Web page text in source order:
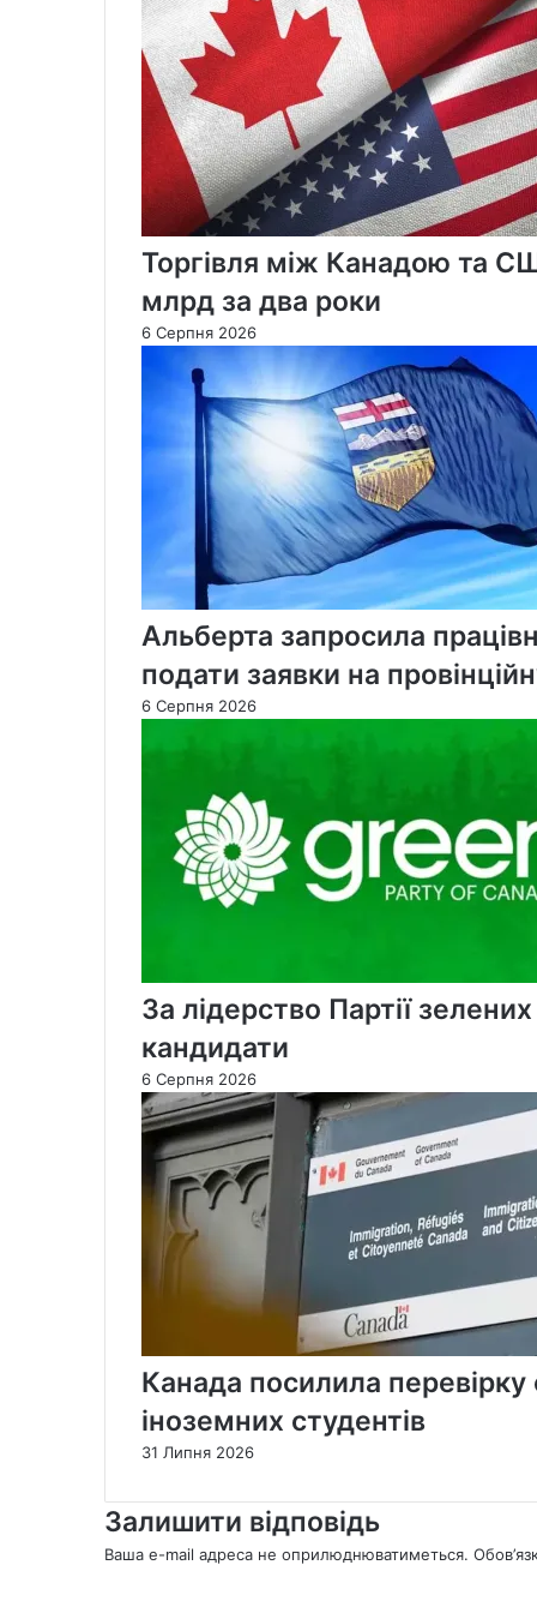
Торгівля між Канадою та
млрд за два роки
6 Серпня 2026
Альберта запросила
подати заявки на
6 Серпня 2026
За лідерство Партії
кандидати
6 Серпня 2026
Канада посилила
іноземних студентів
31 Липня 2026
Залишити відповідь
Ваша e-mail адреса не оприлюднюватиметься.